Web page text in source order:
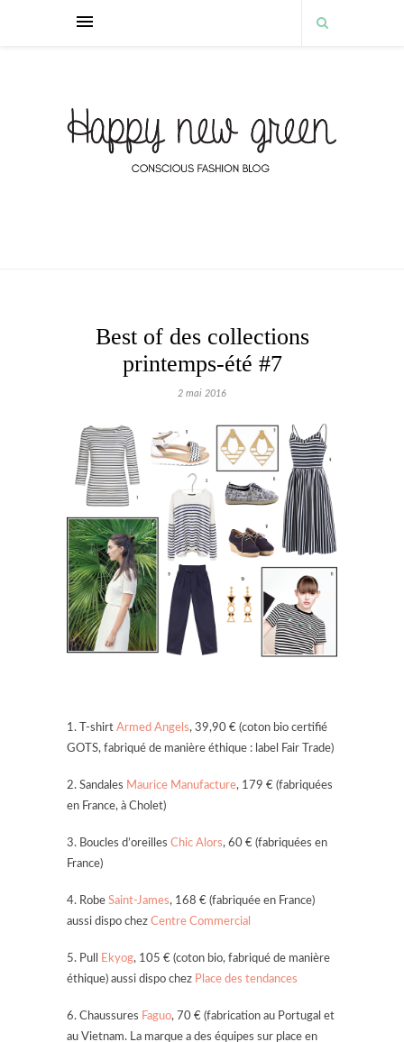
Best of des collections
printemps-été #7
2 mai 2016
1. T-shirt Armed Angels, 39,90 € (coton bio certifié
GOTS, fabriqué de manière éthique : label Fair Trade)
2. Sandales Maurice Manufacture, 179 € (fabriquées
en France, à Cholet)
3. Boucles d’oreilles Chic Alors, 60 € (fabriquées en
France)
4. Robe Saint-James, 168 € (fabriquée en France)
aussi dispo chez Centre Commercial
5. Pull Ekyog, 105 € (coton bio, fabriqué de manière
éthique) aussi dispo chez Place des tendances
6. Chaussures Faguo, 70 € (fabrication au Portugal et
au Vietnam. La marque a des équipes sur place en